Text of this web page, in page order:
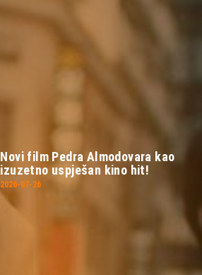
Novi film Pedra Almodovara kao
izuzetno uspješan kino hit!
2026-07-26